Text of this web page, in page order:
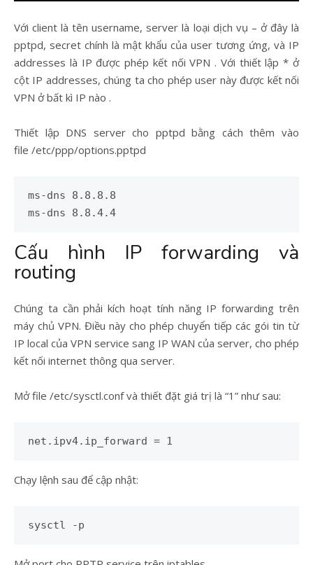
Với client là tên username, server là loại dịch vụ – ở đây là
pptpd, secret chính là mật khẩu của user tương ứng, và IP
addresses là IP được phép kết nối VPN . Với thiết lập * ở
cột IP addresses, chúng ta cho phép user này được kết nối
VPN ở bất kì IP nào .
Thiết lập DNS server cho pptpd bằng cách thêm vào
file /etc/ppp/options.pptpd
ms-dns 8.8.8.8
ms-dns 8.8.4.4
Cấu hình IP forwarding và
routing
Chúng ta cần phải kích hoạt tính năng IP forwarding trên
máy chủ VPN. Điều này cho phép chuyển tiếp các gói tin từ
IP local của VPN service sang IP WAN của server, cho phép
kết nối internet thông qua server.
Mở file /etc/sysctl.conf và thiết đặt giá trị là “1” như sau:
net.ipv4.ip_forward = 1
Chạy lệnh sau để cập nhật:
sysctl -p